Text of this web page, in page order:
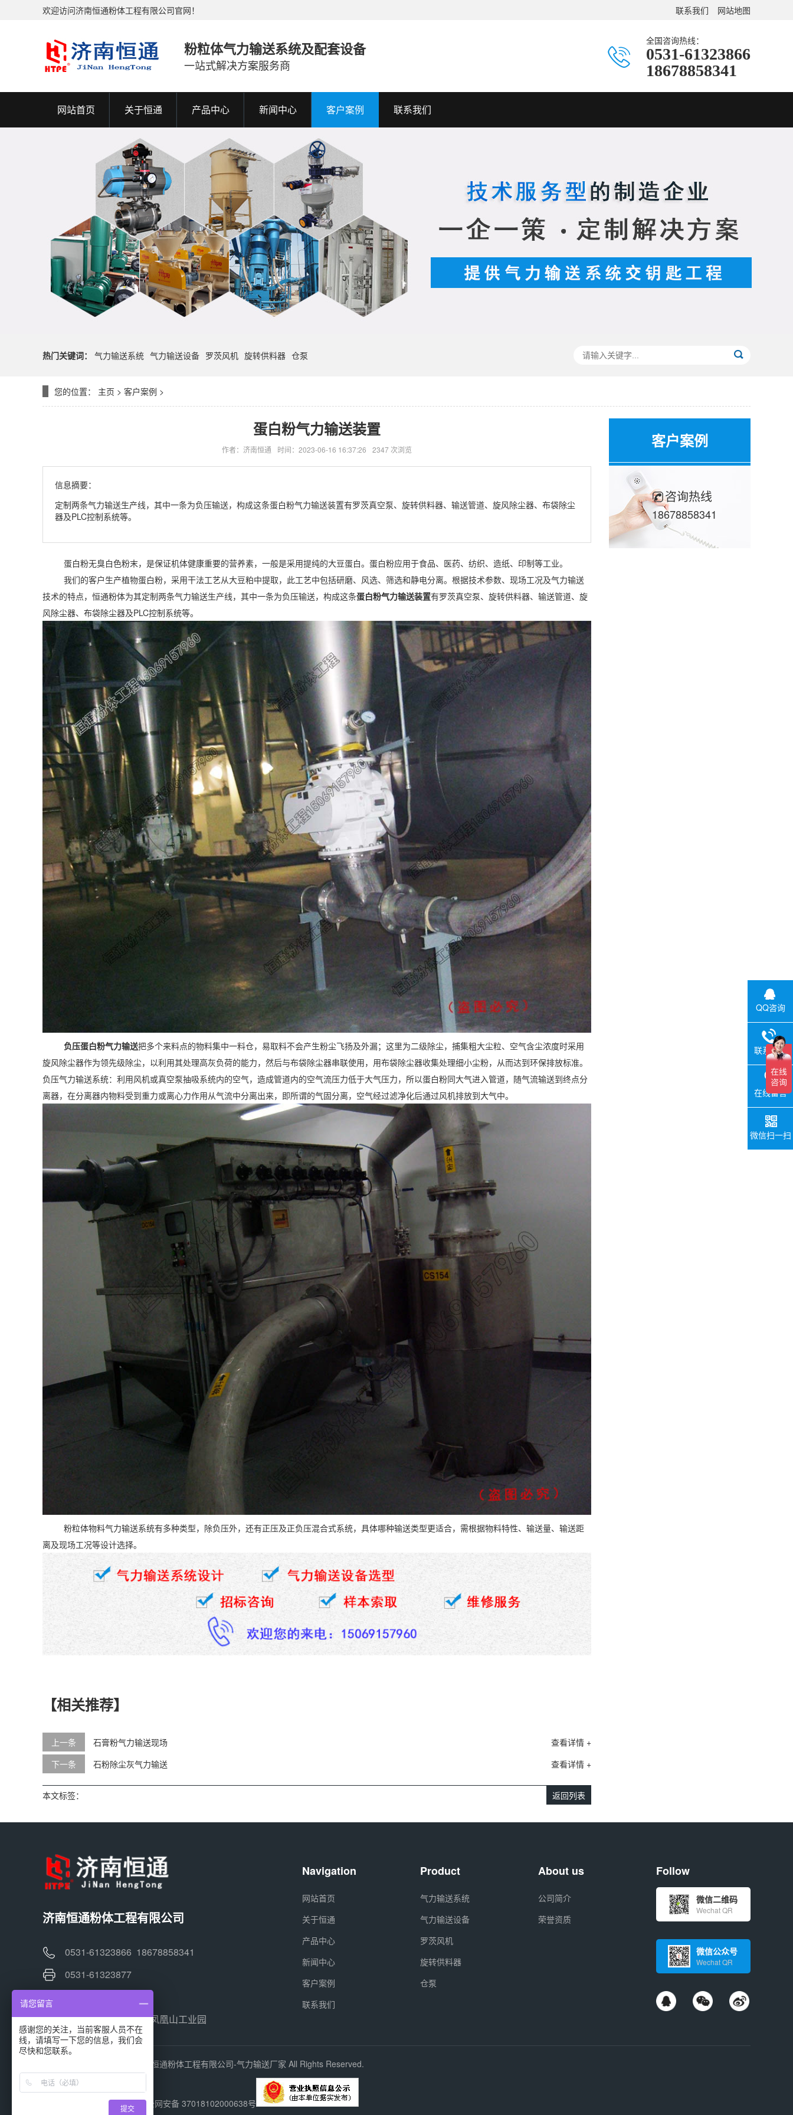
联系我们 网站地图
欢迎访问济南恒通粉体工程有限公司官网！
粉粒体气力输送系统及配套设备
一站式解决方案服务商
全国咨询热线：
0531-61323866
18678858341
网站首页 关于恒通 产品中心 新闻中心 客户案例 联系我们
热门关键词： 气力输送系统 气力输送设备 罗茨风机 旋转供料器 仓泵
您的位置： 主页 > 客户案例 >
客户案例
咨询热线
18678858341
蛋白粉气力输送装置
作者：济南恒通 时间：2023-06-16 16:37:26 2347 次浏览
信息摘要：
定制两条气力输送生产线，其中一条为负压输送，构成这条蛋白粉气力输送装置有罗茨真空泵、旋转供料器、输送管道、旋风除尘器、布袋除尘
器及PLC控制系统等。
蛋白粉无臭白色粉末，是保证机体健康重要的营养素，一般是采用提纯的大豆蛋白。蛋白粉应用于食品、医药、纺织、造纸、印制等工业。
我们的客户生产植物蛋白粉，采用干法工艺从大豆粕中提取，此工艺中包括研磨、风选、筛选和静电分离。根据技术参数、现场工况及气力输送
技术的特点，恒通粉体为其定制两条气力输送生产线，其中一条为负压输送，构成这条蛋白粉气力输送装置有罗茨真空泵、旋转供料器、输送管道、旋
风除尘器、布袋除尘器及PLC控制系统等。
负压蛋白粉气力输送把多个来料点的物料集中一料仓，易取料不会产生粉尘飞扬及外漏；这里为二级除尘，捕集粗大尘粒、空气含尘浓度时采用
旋风除尘器作为领先级除尘，以利用其处理高灰负荷的能力，然后与布袋除尘器串联使用，用布袋除尘器收集处理细小尘粉，从而达到环保排放标准。
负压气力输送系统：利用风机或真空泵抽吸系统内的空气，造成管道内的空气流压力低于大气压力，所以蛋白粉同大气进入管道，随气流输送到终点分
离器，在分离器内物料受到重力或离心力作用从气流中分离出来，即所谓的气固分离，空气经过滤净化后通过风机排放到大气中。
粉粒体物料气力输送系统有多种类型，除负压外，还有正压及正负压混合式系统，具体哪种输送类型更适合，需根据物料特性、输送量、输送距
离及现场工况等设计选择。
【相关推荐】
上一条 查看详情 +
石膏粉气力输送现场
下一条
查看详情 +
石粉除尘灰气力输送
返回列表
本文标签：
济南恒通粉体工程有限公司
0531-61323866 18678858341
0531-61323877
山东省济南市章丘区凤凰山工业园
Navigation
网站首页
关于恒通
产品中心
新闻中心
客户案例
联系我们
Product
气力输送系统
气力输送设备
罗茨风机
旋转供料器
仓泵
About us
公司简介
荣誉资质
Follow
微信二维码
Wechat QR
微信公众号
Wechat QR
Copyright @ 2020-2024 济南恒通粉体工程有限公司-气力输送厂家 All Rights Reserved.
鲁ICP备13029911号-4 鲁公网安备 37018102000638号
QQ咨询
联系电话
在线留言
微信扫一扫
请您留言
感谢您的关注，当前客服人员不在
线，请填写一下您的信息，我们会
尽快和您联系。
提交